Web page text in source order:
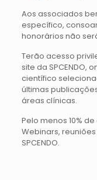
Aos associados
específico,
honorários não
Terão acesso
site da SPCENDO,
científico
últimas
áreas clínicas.
Pelo menos 10%
Webinars,
SPCENDO.